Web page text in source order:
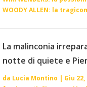
WOODY ALLEN: la
La malinconia
notte di quiete e
da Lucia Montino | Giu 22,